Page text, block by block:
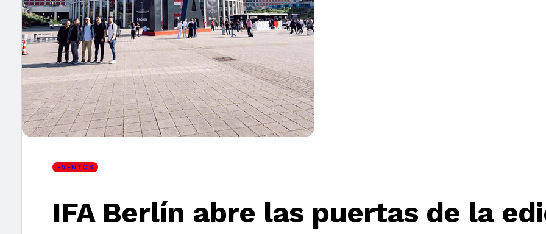
×
EVENTOS
IFA Berlín abre las puertas de la